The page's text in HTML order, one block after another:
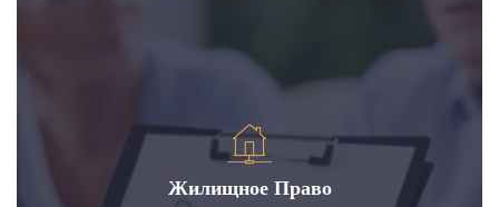
Жилищное Право